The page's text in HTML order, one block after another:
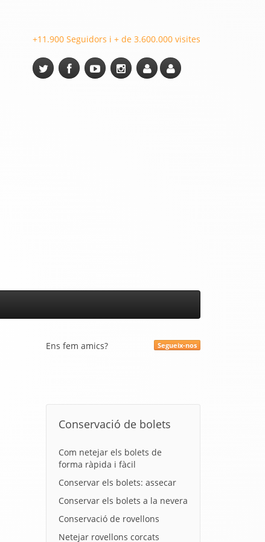
+11.900 Seguidors i + de 3.600.000 visites
Segueix-nos
Ens fem amics?
Conservació de bolets
Com netejar els bolets de
forma ràpida i fàcil
Conservar els bolets: assecar
Conservar els bolets a la nevera
Conservació de rovellons
Netejar rovellons corcats